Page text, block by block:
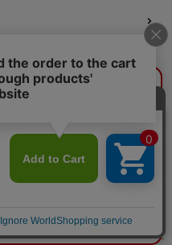
閉じる
本体色：
選択してください
本体代：¥0